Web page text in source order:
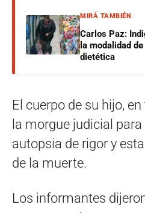
MIRÁ TAMBIÉN
Carlos Paz:
la modalidad
dietética
El cuerpo de su hijo,
la morgue judicial
autopsia de rigor y
de la muerte.
Los informantes